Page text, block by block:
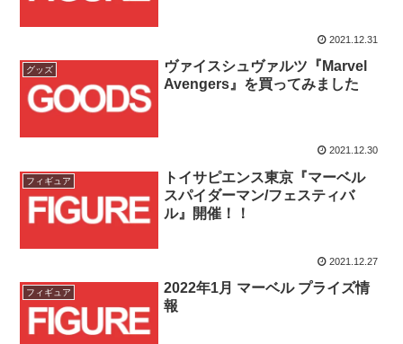
2021.12.31
グッズ
ヴァイスシュヴァルツ『Marvel
Avengers』を買ってみました
2021.12.30
フィギュア
トイサピエンス東京『マーベル
スパイダーマン/フェスティバ
ル』開催！！
2021.12.27
フィギュア
2022年1月 マーベル プライズ情
報